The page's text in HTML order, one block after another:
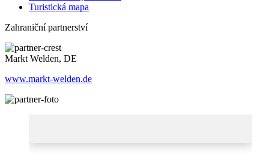
Turistická mapa
Zahraniční partnerství
Markt Welden, DE
www.markt-welden.de